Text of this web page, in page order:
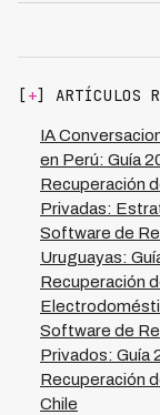
LTV por
[ +] ARTÍCULOS
IA
en Perú: Guía
Recuperación
Privadas:
Software de
Uruguayas:
Recuperación
Software de
Privados: Guía
Recuperación
Chile